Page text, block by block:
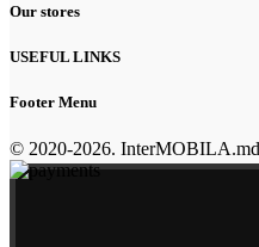
Our stores
USEFUL LINKS
Footer Menu
© 2020-2026.